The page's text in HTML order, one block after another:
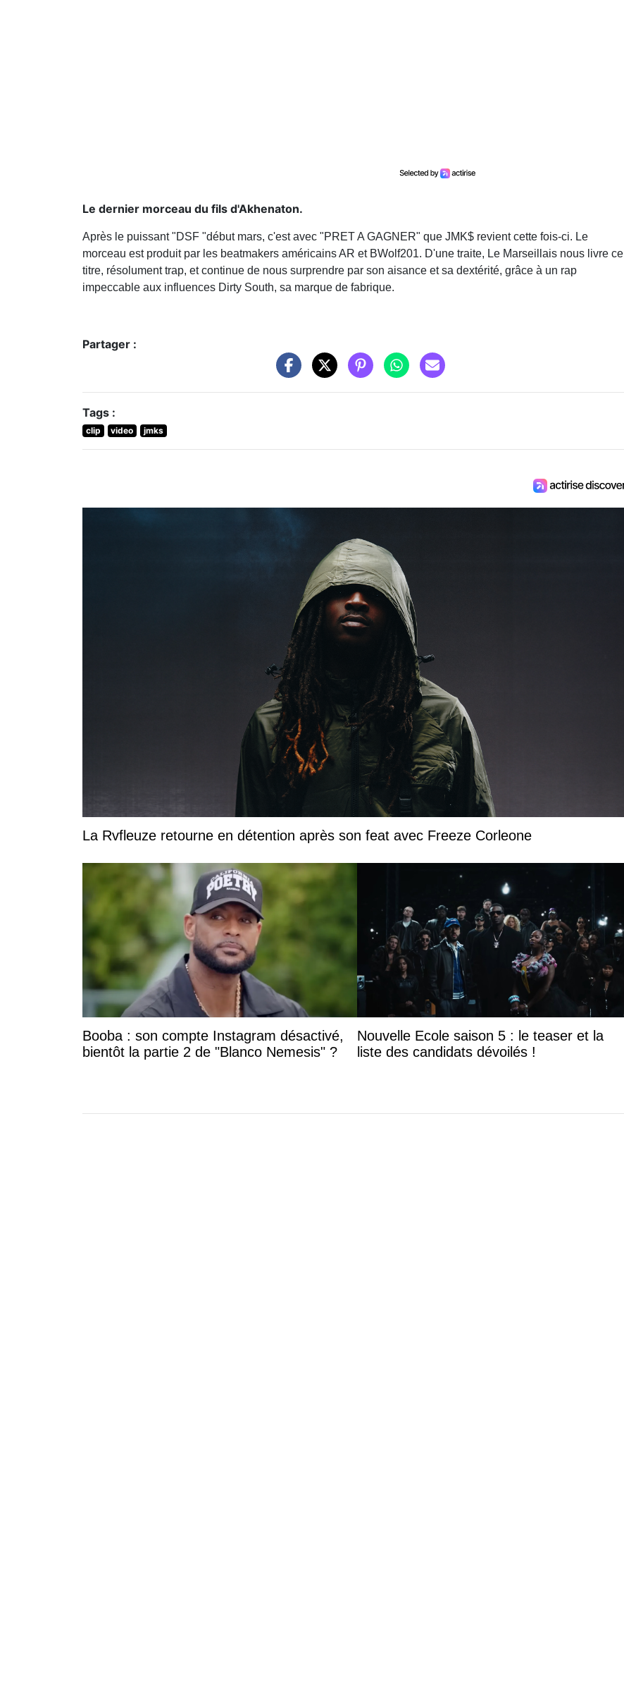
Le dernier morceau du fils d'Akhenaton.
Après le puissant "DSF "début mars, c'est avec "PRET A GAGNER" que JMK$ revient cette fois-ci. Le
morceau est produit par les beatmakers américains AR et BWolf201. D'une traite, Le Marseillais nous livre ce
titre, résolument trap, et continue de nous surprendre par son aisance et sa dextérité, grâce à un rap
impeccable aux influences Dirty South, sa marque de fabrique.
Partager :
Tags :
clip video jmks
La Rvfleuze retourne en détention après son feat avec Freeze Corleone
Booba : son compte Instagram désactivé,
bientôt la partie 2 de "Blanco Nemesis" ?
Nouvelle Ecole saison 5 : le teaser et la
liste des candidats dévoilés !